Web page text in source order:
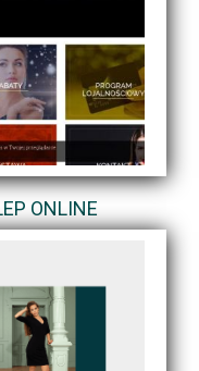
ONLINE